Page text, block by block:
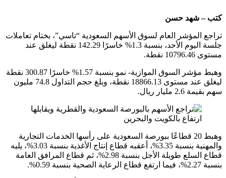
كتب – شهد حسن
تراجع المؤشر العام لسوق الأسهم السعودية “تاسي”، بختام تعاملات
جلسة اليوم الأحد، بنسبة 1.3% خاسرًا 142.29 نقطة ليغلق عند
مستوى 10796.46 نقطة.
وهبط مؤشر السوق الموازية- نمو بنسبة 1.57% خاسرًا 300.87 نقطة
ليغلق عند مستوى 18866.13 نقطة، وبلغ حجم التداول 74.8 مليون
سهم بقيمة 2.6 مليار ريال.
وهبط 20 قطاعًا ببورصة السعودية على رأسها الخدمات التجارية
والمهنية بنسبة 3.35%، أعقبه قطاع إنتاج الأغذية بنسبة 3.03%، يليه
قطاع السلع طويلة الأجل بنسبة 2.98%، ثم قطاع المرافق العامة
بنسبة 2.27%، فيما ارتفع قطاع الرعاية الصحية بنسبة 0.59%.